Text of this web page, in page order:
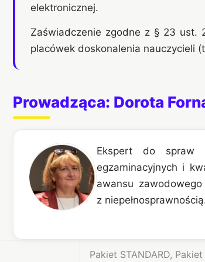
elektronicznej.
Zaświadczenie zgodne z § 23 ust.
placówek doskonalenia nauczycieli
Prowadząca: Dorota
Ekspert do spraw
egzaminacyjnych i
awansu
z
Pakiet STANDARD, Pakiet